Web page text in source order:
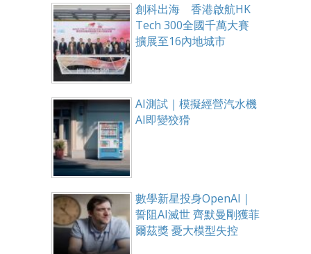
創科出海 香港啟航HK
Tech 300全國千萬大賽
擴展至16內地城市
AI測試｜模擬經營汽水機
AI即變狡猾
數學新星投身OpenAI｜
誓阻AI滅世 齊默曼剛獲菲
爾茲獎 憂大模型失控